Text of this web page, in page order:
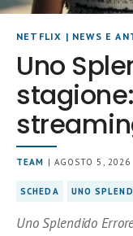
NETFLIX | NEWS E
Uno
TEAM | AGOSTO 5, 2026
SCHEDA UNO
Uno Splendido